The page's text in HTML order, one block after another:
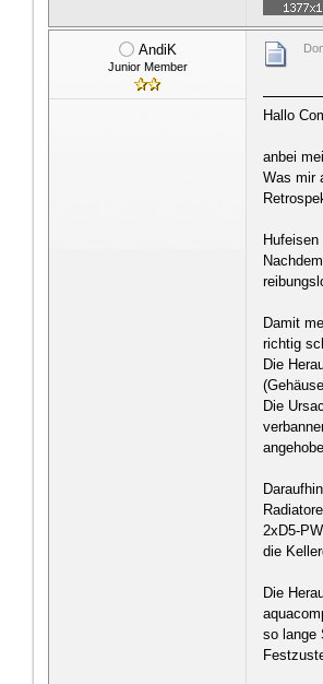
AndiK
Junior Member
Hallo
anbei
Was mir
Damit
richtig
Die
Die
2xD5-
die
Die
so lange